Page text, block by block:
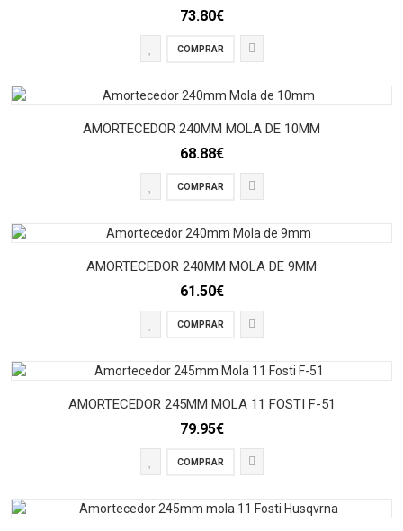
73.80€
COMPRAR
AMORTECEDOR 240MM MOLA DE 10MM
68.88€
COMPRAR
AMORTECEDOR 240MM MOLA DE 9MM
61.50€
COMPRAR
AMORTECEDOR 245MM MOLA 11 FOSTI F-51
79.95€
COMPRAR